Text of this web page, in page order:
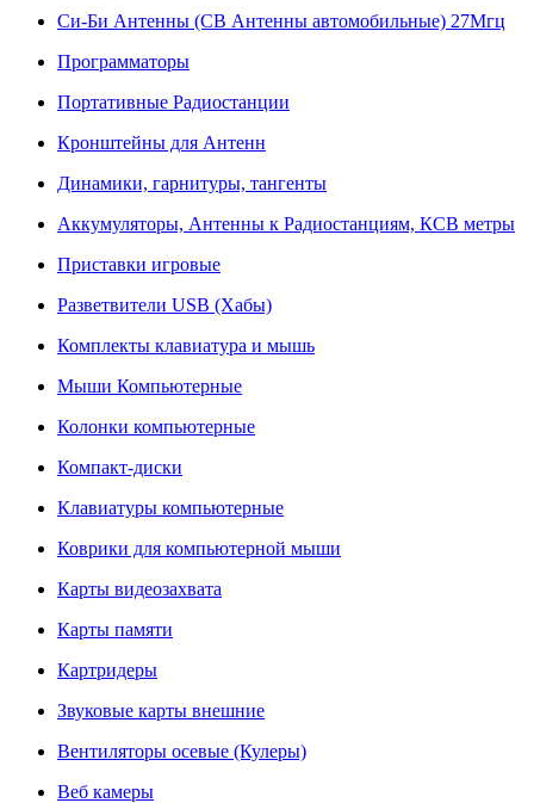
Си-Би Антенны (СВ Антенны автомобильные) 27Мгц
Программаторы
Портативные Радиостанции
Кронштейны для Антенн
Динамики, гарнитуры, тангенты
Аккумуляторы, Антенны к Радиостанциям, КСВ метры
Приставки игровые
Разветвители USB (Хабы)
Комплекты клавиатура и мышь
Мыши Компьютерные
Колонки компьютерные
Компакт-диски
Клавиатуры компьютерные
Коврики для компьютерной мыши
Карты видеозахвата
Карты памяти
Картридеры
Звуковые карты внешние
Вентиляторы осевые (Кулеры)
Веб камеры